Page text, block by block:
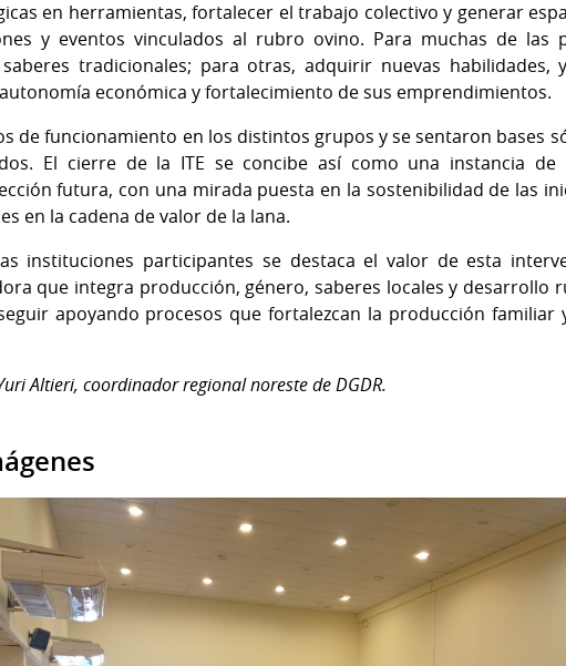
en herramientas, fortalecer el trabajo colectivo y generar
y eventos vinculados al rubro ovino. Para muchas de las
tradicionales; para otras, adquirir nuevas habilidades,
económica y fortalecimiento de sus emprendimientos.
de funcionamiento en los distintos grupos y se sentaron bases
El cierre de la ITE se concibe así como una instancia de
futura, con una mirada puesta en la sostenibilidad de las
en la cadena de valor de la lana.
instituciones participantes se destaca el valor de esta
que integra producción, género, saberes locales y desarrollo
apoyando procesos que fortalezcan la producción familiar
Altieri, coordinador regional noreste de DGDR.